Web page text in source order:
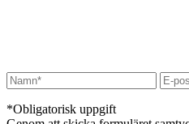
*Obligatorisk uppgift